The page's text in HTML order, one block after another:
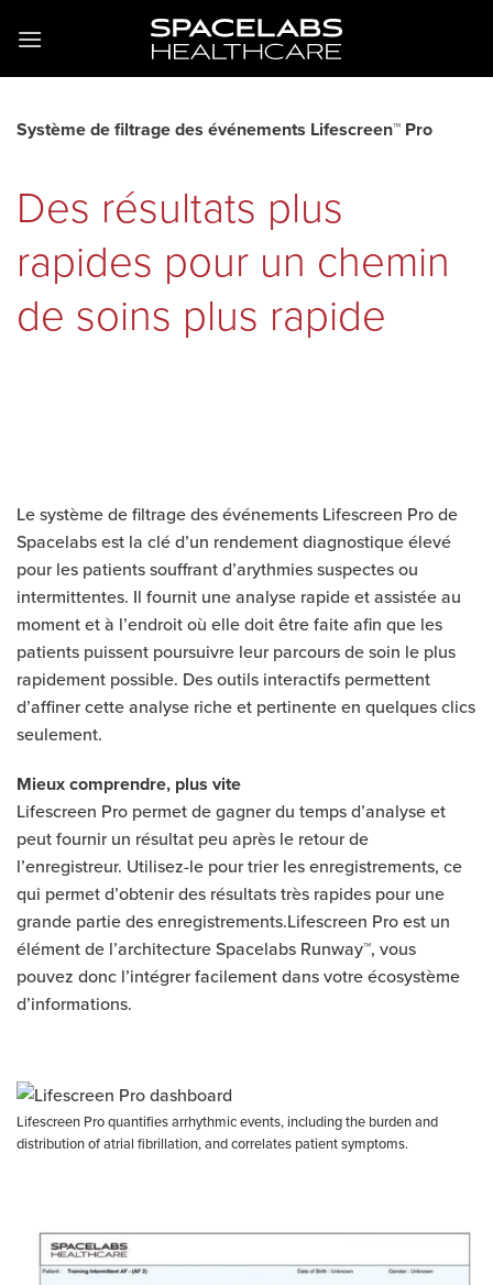
Système de filtrage des événements Lifescreen™ Pro
Des résultats plus
rapides pour un chemin
de soins plus rapide
Le système de filtrage des événements Lifescreen Pro de
Spacelabs est la clé d’un rendement diagnostique élevé
pour les patients souffrant d’arythmies suspectes ou
intermittentes. Il fournit une analyse rapide et assistée au
moment et à l’endroit où elle doit être faite afin que les
patients puissent poursuivre leur parcours de soin le plus
rapidement possible. Des outils interactifs permettent
d’affiner cette analyse riche et pertinente en quelques clics
seulement.
Mieux comprendre, plus vite
Lifescreen Pro permet de gagner du temps d’analyse et
peut fournir un résultat peu après le retour de
l’enregistreur. Utilisez-le pour trier les enregistrements, ce
qui permet d’obtenir des résultats très rapides pour une
grande partie des enregistrements.Lifescreen Pro est un
élément de l’architecture Spacelabs Runway™, vous
pouvez donc l’intégrer facilement dans votre écosystème
d’informations.
Lifescreen Pro quantifies arrhythmic events, including the burden and
distribution of atrial fibrillation, and correlates patient symptoms.